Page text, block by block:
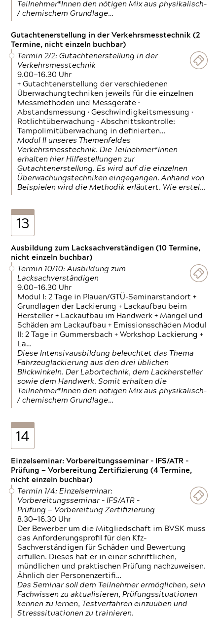
Teilnehmer*Innen den nötigen Mix aus physikalisch-
/ chemischem Grundlage…
Gutachtenerstellung in der Verkehrsmesstechnik (2
Termine, nicht einzeln buchbar)
Termin 2/2: Gutachtenerstellung in der
Verkehrsmesstechnik
9.00—16.30 Uhr
+ Gutachtenerstellung der verschiedenen
Überwachungtechniken jeweils für die einzelnen
Messmethoden und Messgeräte •
Abstandsmessung • Geschwindigkeitsmessung •
Rotlichtüberwachung • Abschnittskontrolle:
Tempolimitüberwachung in definierten…
Modul II unseres Themenfeldes
Verkehrsmesstechnik. Die Teilnehmer*Innen
erhalten hier Hilfestellungen zur
Gutachtenerstellung. Es wird auf die einzelnen
Überwachungstechniken eingegangen. Anhand von
Beispielen wird die Methodik erläutert. Wie erstel…
13
Ausbildung zum Lacksachverständigen (10 Termine,
nicht einzeln buchbar)
Termin 10/10: Ausbildung zum
Lacksachverständigen
9.00—16.30 Uhr
Modul I: 2 Tage in Plauen/GTÜ-Seminarstandort +
Grundlagen der Lackierung + Lackaufbau beim
Hersteller + Lackaufbau im Handwerk + Mängel und
Schäden am Lackaufbau + Emissionsschäden Modul
II: 2 Tage in Gummersbach + Workshop Lackierung +
La…
Diese Intensivausbildung beleuchtet das Thema
Fahrzeuglackierung aus den drei üblichen
Blickwinkeln. Der Labortechnik, dem Lackhersteller
sowie dem Handwerk. Somit erhalten die
Teilnehmer*Innen den nötigen Mix aus physikalisch-
/ chemischem Grundlage…
14
Einzelseminar: Vorbereitungsseminar - IFS/ATR -
Prüfung — Vorbereitung Zertifizierung (4 Termine,
nicht einzeln buchbar)
Termin 1/4: Einzelseminar:
Vorbereitungsseminar - IFS/ATR -
Prüfung — Vorbereitung Zertifizierung
8.30—16.30 Uhr
Der Bewerber um die Mitgliedschaft im BVSK muss
das Anforderungsprofil für den Kfz-
Sachverständigen für Schäden und Bewertung
erfüllen. Dieses hat er in einer schriftlichen,
mündlichen und praktischen Prüfung nachzuweisen.
Ähnlich der Personenzertifi…
Das Seminar soll dem Teilnehmer ermöglichen, sein
Fachwissen zu aktualisieren, Prüfungssituationen
kennen zu lernen, Testverfahren einzuüben und
Stresssituationen zu trainieren.